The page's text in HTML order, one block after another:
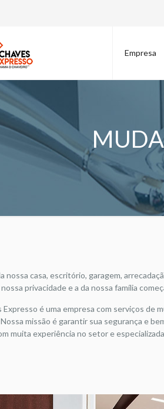
Empresa
nossa casa, escritório, garagem,
privacidade e a da nossa família
Expresso é uma empresa com serviços de
missão é garantir sua segurança e
muita experiência no setor e